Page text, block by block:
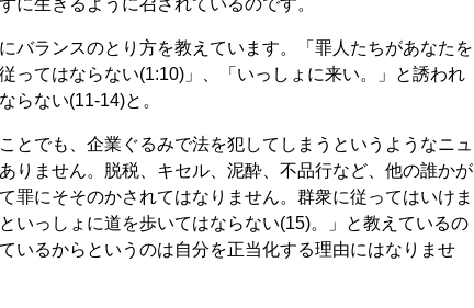
バランスのとり方を教えています。「罪人たちがあなたを
ってはならない(1:10)」、「いっしょに来い。」と誘われ
らない(11-14)と。
とでも、企業ぐるみで法を犯してしまうというようなニュ
りません。脱税、キセル、泥酔、不品行など、他の誰かが
罪にそそのかされてはなりません。群衆に従ってはいけま
いっしょに道を歩いてはならない(15)。」と教えているの
いるからというのは自分を正当化する理由にはなりませ